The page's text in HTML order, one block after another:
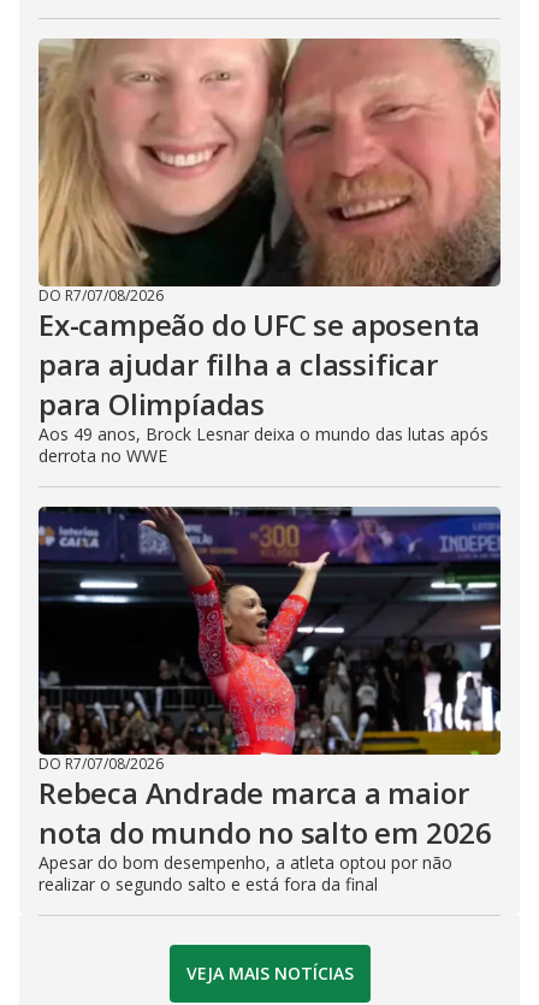
DO R7/07/08/2026
Ex-campeão do UFC se aposenta
para ajudar filha a classificar
para Olimpíadas
Aos 49 anos, Brock Lesnar deixa o mundo das lutas após
derrota no WWE
DO R7/07/08/2026
Rebeca Andrade marca a maior
nota do mundo no salto em 2026
Apesar do bom desempenho, a atleta optou por não
realizar o segundo salto e está fora da final
VEJA MAIS NOTÍCIAS